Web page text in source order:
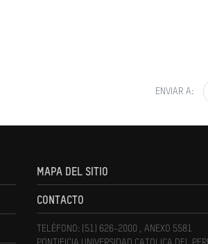
ENVIAR A:
MAPA DEL SITIO
CONTACTO
TELÉFONO: (51) 626-2000 , ANEXO 5581